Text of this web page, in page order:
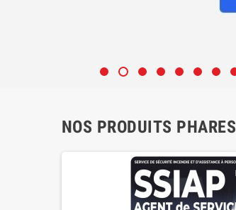
NOS PRODUITS PHARES